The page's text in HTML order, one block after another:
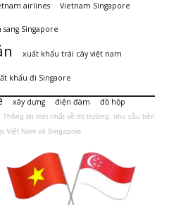
airlines Vietnam Singapore
Singapore
xuất khẩu trái cây việt nam
khẩu đi Singaore
xây dựng điện đàm đồ hộp
tin mới nhất về thị trường, nhu cầu bên
Việt Nam và Singapore